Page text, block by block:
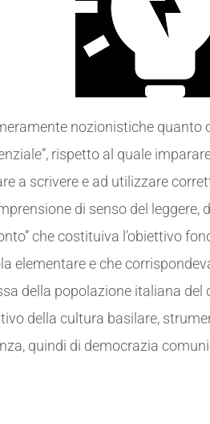
nozionistiche quanto
rispetto al quale
a scrivere e ad utilizzare
di senso del leggere,
che costituiva l’obiettivo
elementare e che
della popolazione italiana
della cultura basilare,
quindi di democrazia